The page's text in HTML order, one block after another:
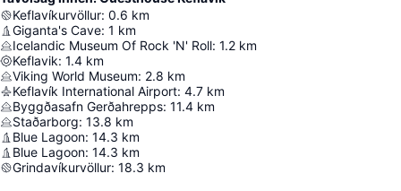
Keflavíkurvöllur: 0.6 km
Giganta's Cave: 1 km
Icelandic Museum Of Rock 'N' Roll: 1.2 km
Keflavik: 1.4 km
Viking World Museum: 2.8 km
Keflavík International Airport: 4.7 km
Byggðasafn Gerðahrepps: 11.4 km
Staðarborg: 13.8 km
Blue Lagoon: 14.3 km
Blue Lagoon: 14.3 km
Grindavíkurvöllur: 18.3 km